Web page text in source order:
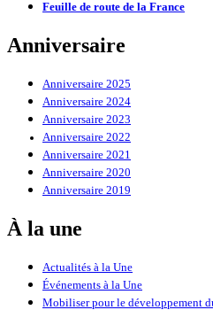
Feuille de route de la France
Anniversaire
Anniversaire 2025
Anniversaire 2024
Anniversaire 2023
Anniversaire 2022
Anniversaire 2021
Anniversaire 2020
Anniversaire 2019
À la une
Actualités à la Une
Événements à la Une
Mobiliser pour le développement